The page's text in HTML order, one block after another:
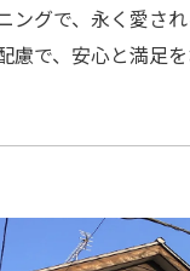
ングで、永く愛さ
慮で、安心と満足を